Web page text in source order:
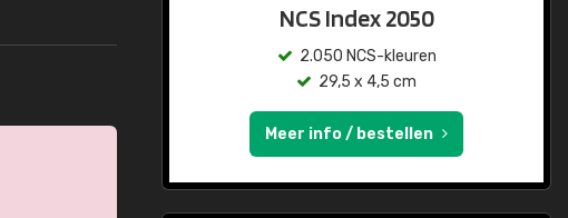
NCS Index 2050
2.050 NCS-kleuren
29,5 x 4,5 cm
Meer info / bestellen